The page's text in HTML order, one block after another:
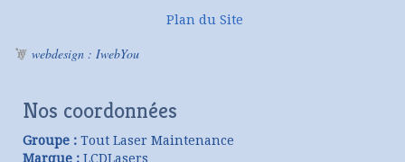
Plan du Site
webdesign : IwebYou
Nos coordonnées
Groupe : Tout Laser Maintenance
Marque : LCDLasers